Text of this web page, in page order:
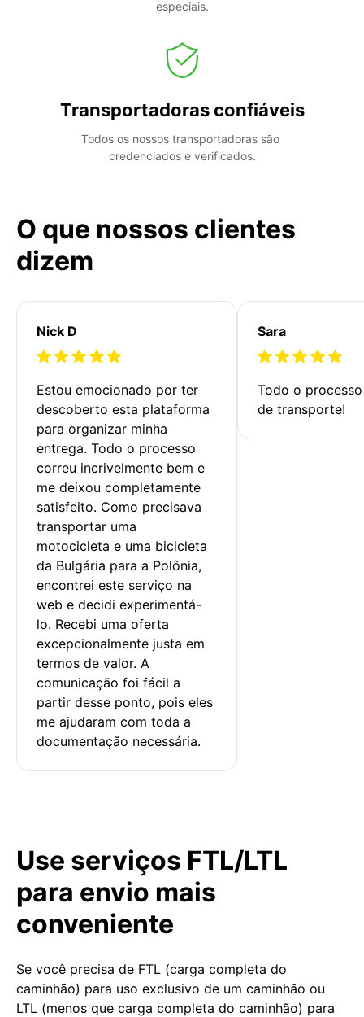
especiais.
Transportadoras confiáveis
Todos os nossos transportadoras são
credenciados e verificados.
O que nossos clientes
dizem
Nick D
Estou emocionado por ter
descoberto esta plataforma
para organizar minha
entrega. Todo o processo
correu incrivelmente bem e
me deixou completamente
satisfeito. Como precisava
transportar uma
motocicleta e uma bicicleta
da Bulgária para a Polônia,
encontrei este serviço na
web e decidi experimentá-
lo. Recebi uma oferta
excepcionalmente justa em
termos de valor. A
comunicação foi fácil a
partir desse ponto, pois eles
me ajudaram com toda a
documentação necessária.
Sara
Todo o
de transporte!
Use serviços FTL/LTL
para envio mais
conveniente
Se você precisa de FTL (carga completa do
caminhão) para uso exclusivo de um caminhão ou
LTL (menos que carga completa do caminhão) para